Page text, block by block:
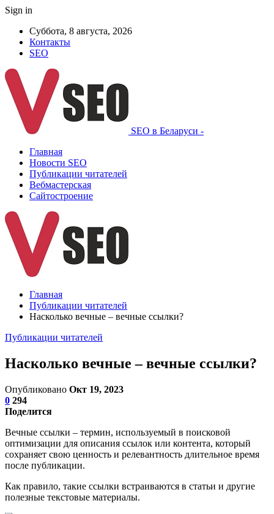
Sign in
Суббота, 8 августа, 2026
Контакты
SEO
SEO в Беларуси -
Главная
Новости SEO
Публикации читателей
Вебмастерская
Сайтостроение
Главная
Публикации читателей
Насколько вечные – вечные ссылки?
Публикации читателей
Насколько вечные – вечные ссылки?
Опубликовано Окт 19, 2023
0 294
Поделится
Вечные ссылки – термин, используемый в поисковой
оптимизации для описания ссылок или контента, который
сохраняет свою ценность и релевантность длительное время
после публикации.
Как правило, такие ссылки встраиваются в статьи и другие
полезные текстовые материалы.